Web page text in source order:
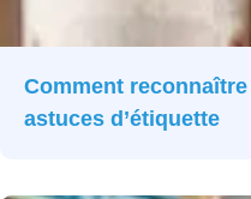
Comment
astuces d’étiquette